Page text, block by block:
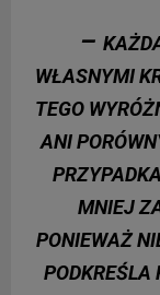
–
WŁASNYMI
TEGO
ANI
MNIEJ
PONIEWAŻ
PODKREŚLA